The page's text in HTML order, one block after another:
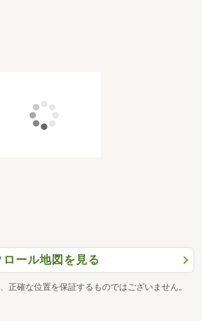
ロール地図を見る
正確な位置を保証するものではございません。